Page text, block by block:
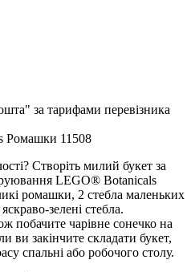
за тарифами перевізника
Ромашки 11508
Створіть милий букет за
LEGO® Botanicals
ромашки, 2 стебла маленьких
зелені стебла.
побачите чарівне сонечко на
ви закінчите складати букет,
спальні або робочого столу.